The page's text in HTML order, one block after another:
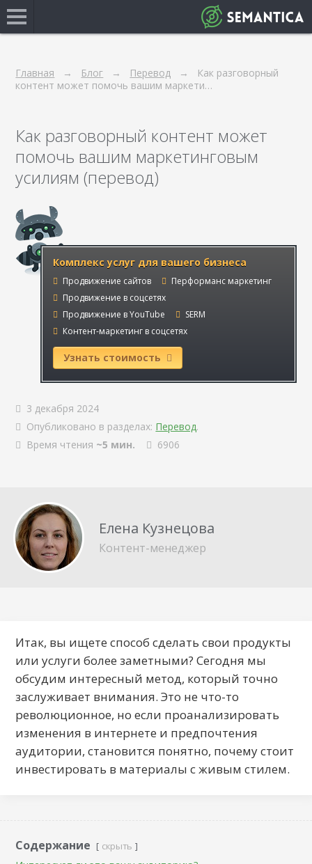
Главная Блог Перевод
Как разговорный
контент может помочь вашим маркети…
Как разговорный контент может
помочь вашим маркетинговым
усилиям (перевод)
Комплекс услуг для вашего бизнеса
Продвижение сайтов
Перформанс маркетинг
Продвижение в соцсетях
Продвижение в YouTube
SERM
Контент-маркетинг в соцсетях
Узнать стоимость
3 декабря 2024
Опубликовано в разделах: Перевод.
Время чтения ~5 мин. 6906
Елена Кузнецова
Контент-менеджер
Итак, вы ищете способ сделать свои продукты
или услуги более заметными? Сегодня мы
обсудим интересный метод, который точно
заслуживает внимания. Это не что-то
революционное, но если проанализировать
изменения в интернете и предпочтения
аудитории, становится понятно, почему стоит
инвестировать в материалы с живым стилем.
Содержание скрыть